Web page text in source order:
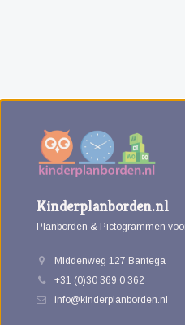
Kinderplanborden.nl
Planborden & Pictogrammen
Middenweg 127 Bantega
+31 (0)30 369 0 362
info@kinderplanborden.nl